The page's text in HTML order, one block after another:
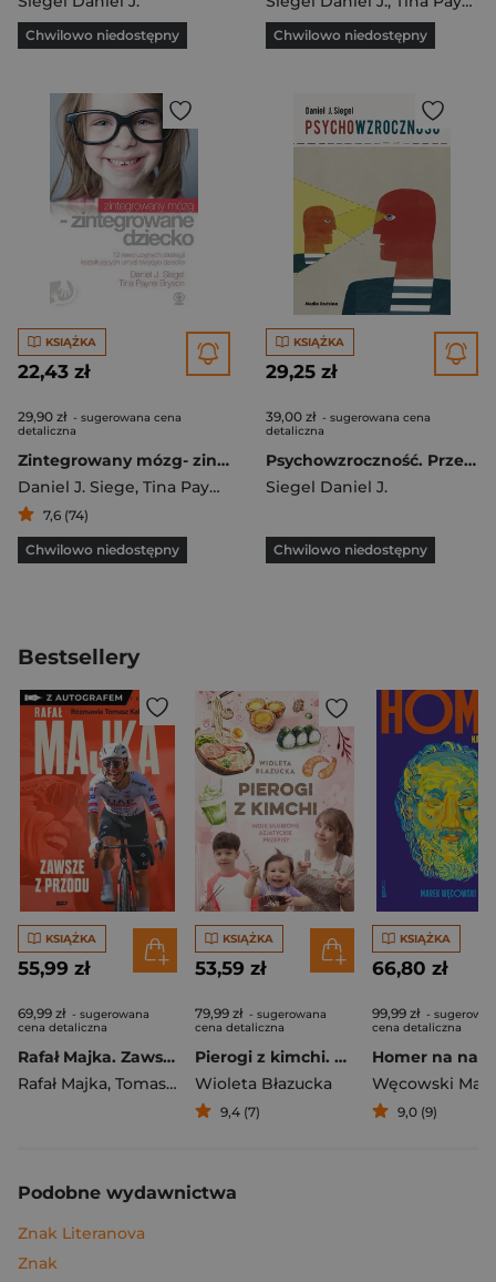
Chwilowo niedostępny Chwilowo niedostępny
KSIĄŻKA
22,43 zł
29,90 zł - sugerowana cena
detaliczna
Zintegrowany mózg- zintegrowane dziecko
Daniel J. Siege, Tina Payne Bryson ,Siegel Daniel J.
7,6 (74)
Chwilowo niedostępny
KSIĄŻKA
29,25 zł
39,00 zł - sugerowana cena
detaliczna
Psychowzroczność. Przekształć własny umysł zgodnie z regułami nowej wiedzy o empatii
Siegel Daniel J.
Chwilowo niedostępny
Bestsellery
KSIĄŻKA
55,99 zł
69,99 zł - sugerowana
cena detaliczna
Rafał Majka. Zawsze z przodu. Rozmawia Tomasz Kalemba - książka z autografem
Rafał Majka, Tomasz Kalemba
KSIĄŻKA
53,59 zł
79,99 zł - sugerowana
cena detaliczna
Pierogi z kimchi. Moje ulubione azjatyckie przepisy
Wioleta Błazucka
9,4 (7)
KSIĄŻKA
66,80 zł
99,99 zł -
cena detaliczna
Węcowski
9,0 (9)
Podobne wydawnictwa
Znak Literanova
Znak